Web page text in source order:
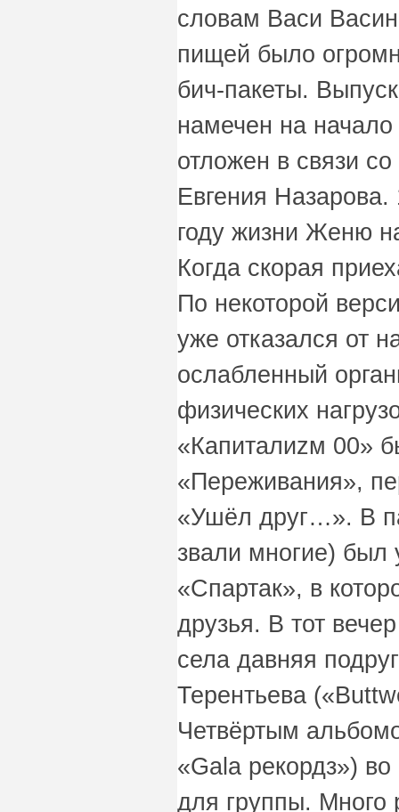
словам Васи
пищей было
бич-пакеты.
намечен на
отложен в связи
Евгения
году жизни Женю
Когда скорая
По некоторой
уже отказался от
ослабленный
физических
«Капиталиzм 00»
«Переживания»,
«Ушёл друг…». В
звали многие) был
«Спартак», в
друзья. В тот
села давняя
Терентьева
Четвёртым
«Gala рекордз»)
для группы. Много